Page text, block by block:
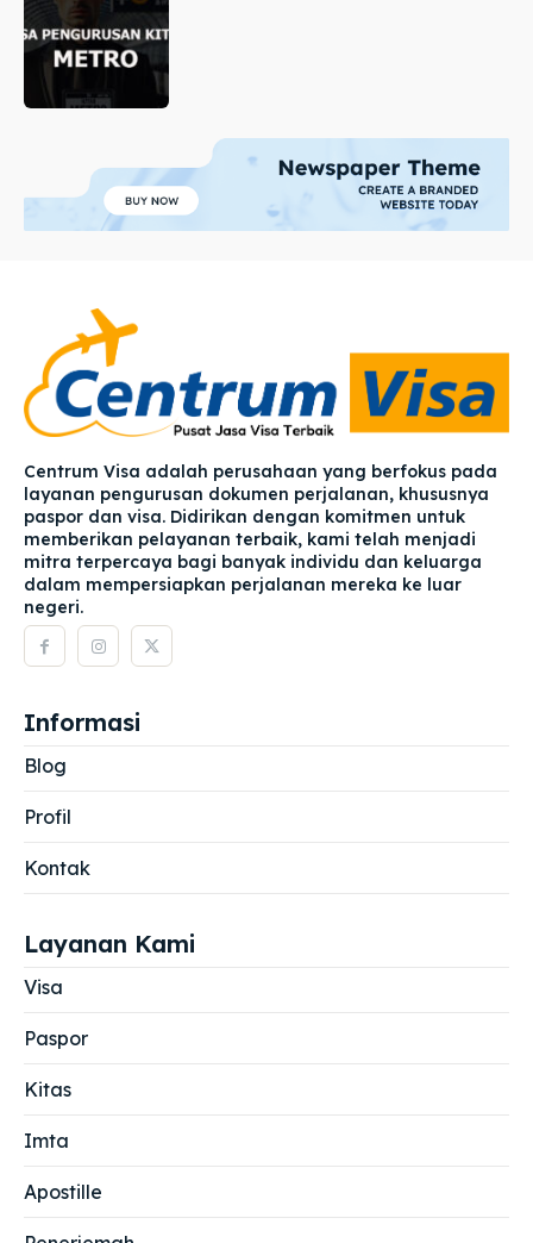
Centrum Visa adalah perusahaan yang berfokus pada
layanan pengurusan dokumen perjalanan, khususnya
paspor dan visa. Didirikan dengan komitmen untuk
memberikan pelayanan terbaik, kami telah menjadi
mitra terpercaya bagi banyak individu dan keluarga
dalam mempersiapkan perjalanan mereka ke luar
negeri.
Informasi
Blog
Profil
Kontak
Layanan Kami
Visa
Paspor
Kitas
Imta
Apostille